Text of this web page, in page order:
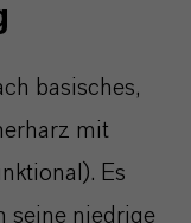
basisches,
mit
Es
seine niedrige